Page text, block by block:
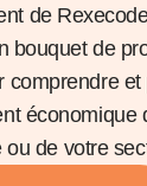
de
bouquet de
comprendre et
économique
ou de votre